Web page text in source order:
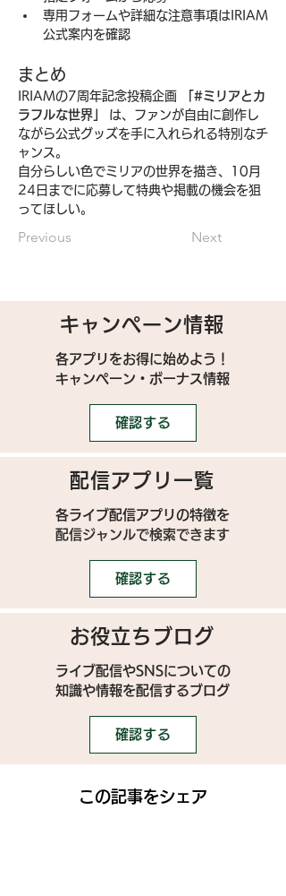
専用フォームや詳細な注意事項はIRIAM
公式案内を確認
まとめ
IRIAMの7周年記念投稿企画
「#ミリアとカ
ラフルな世界」
は、ファンが自由に創作し
ながら公式グッズを手に入れられる特別なチ
ャンス。
自分らしい色でミリアの世界を描き、10月
24日までに応募して特典や掲載の機会を狙
ってほしい。
Previous Next
キャンペーン情報
各アプリをお得に始めよう！
キャンペーン・ボーナス情報
確認する
配信アプリ一覧
各ライブ配信アプリの特徴を
配信ジャンルで検索できます
確認する
お役立ちブログ
ライブ配信やSNSについての
​知識や情報を配信するブログ
確認する
この記事をシェア